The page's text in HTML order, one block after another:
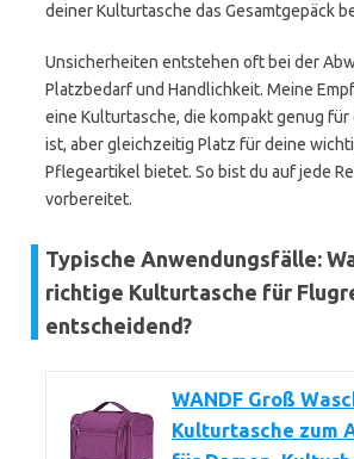
deiner Kulturtasche das Gesamtgepäck
Unsicherheiten entstehen oft bei der
Platzbedarf und Handlichkeit. Meine
eine Kulturtasche, die kompakt genug für
ist, aber gleichzeitig Platz für deine
Pflegeartikel bietet. So bist du auf jede
vorbereitet.
Typische Anwendungsfälle:
richtige Kulturtasche für
entscheidend?
WANDF Groß
Kulturtasche zum